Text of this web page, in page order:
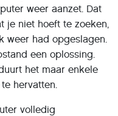
weer aanzet. Dat
je niet hoeft te zoeken,
weer had opgeslagen.
een oplossing.
het maar enkele
hervatten.
volledig